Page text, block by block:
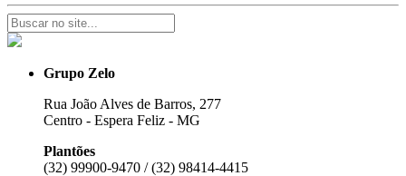
Grupo Zelo
Rua João Alves de Barros, 277
Centro - Espera Feliz - MG
Plantões
(32) 99900-9470 / (32) 98414-4415